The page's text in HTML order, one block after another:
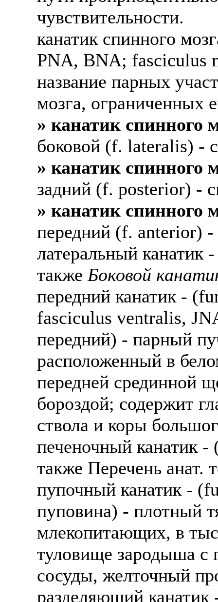
чувствительности.
канатик спинного
PNA, BNA; fasciculus
название парных
мозга, ограниченных
» канатик спинного
боковой (f. lateralis) -
» канатик спинного
задний (f. posterior) -
» канатик спинного
передний (f. anterior)
латеральный
такжеБоковой
передний канатик -
fasciculus ventralis,
передний) - парный
расположенный в
передней срединной
бороздой; содержит
ствола и коры
печеночный канатик
также Перечень анат.
пупочный канатик -
пуповина) - плотный
млекопитающих, в
туловище зародыша с
сосуды, желточный
разделяющий